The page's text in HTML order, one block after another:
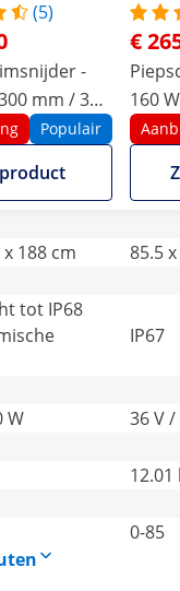
(5)
-
mm / 350
Populair
€
160
350
188 cm
85.5
tot IP68
IP67
W
36 V
12.01
0-85